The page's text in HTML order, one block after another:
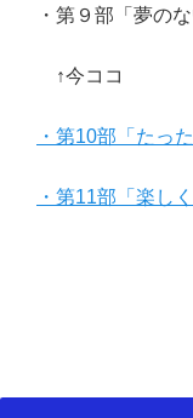
・第９部「夢の
↑今ココ
・第10部「たっ
・第11部「楽し